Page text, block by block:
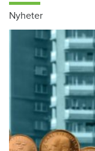
Nyheter